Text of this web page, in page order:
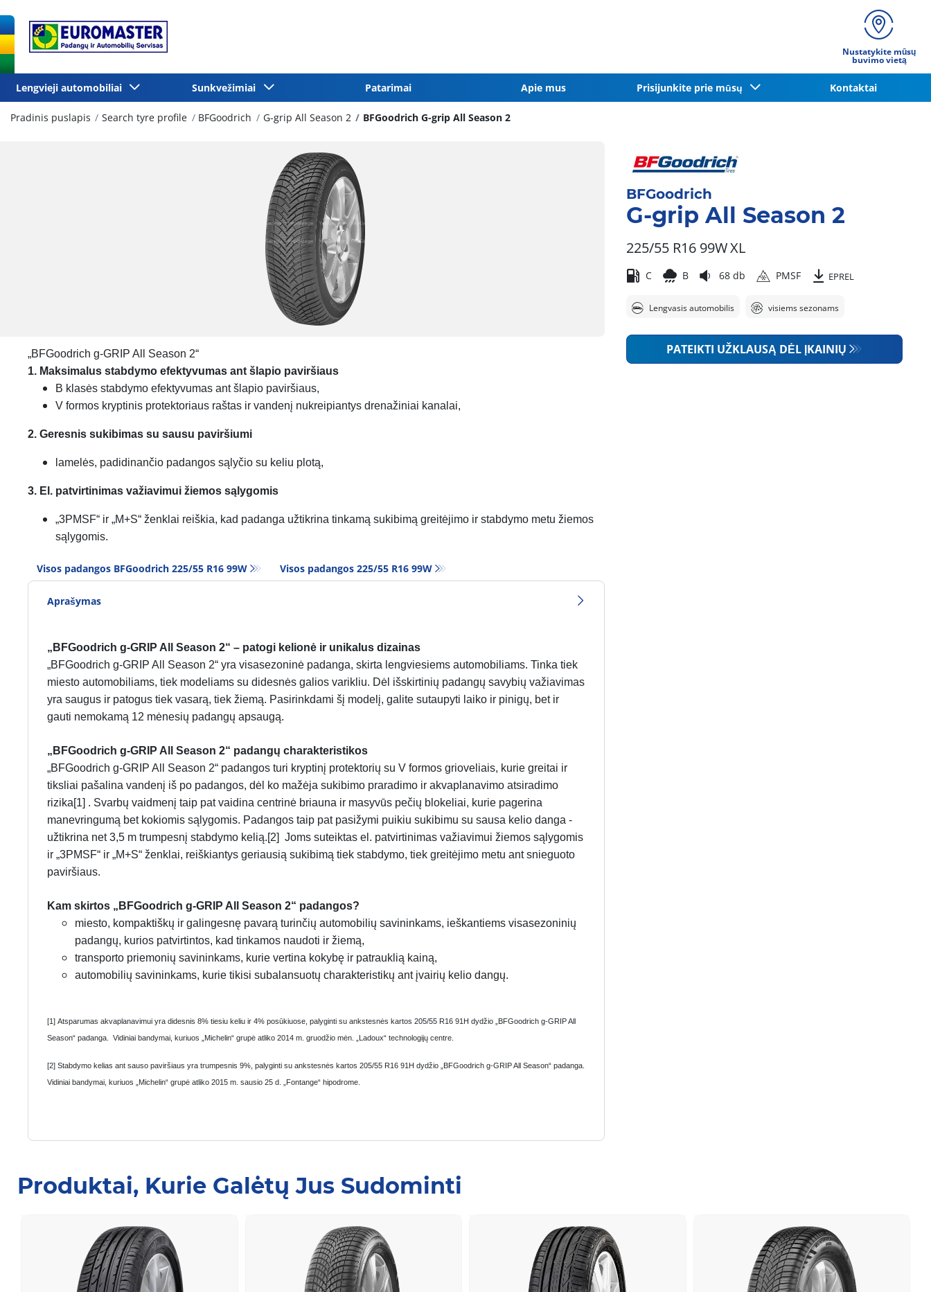
Nustatykite mūsų
buvimo vietą
Lengvieji automobiliai Sunkvežimiai Patarimai Apie mus Prisijunkite prie mūsų Kontaktai
Pradinis puslapis Search tyre profile BFGoodrich G-grip All Season 2 BFGoodrich G-grip All Season 2
„BFGoodrich g-GRIP All Season 2“
1. Maksimalus stabdymo efektyvumas ant šlapio paviršiaus
B klasės stabdymo efektyvumas ant šlapio paviršiaus,
V formos kryptinis protektoriaus raštas ir vandenį nukreipiantys drenažiniai kanalai,
2. Geresnis sukibimas su sausu paviršiumi
lamelės, padidinančio padangos sąlyčio su keliu plotą,
3. El. patvirtinimas važiavimui žiemos sąlygomis
„3PMSF“ ir „M+S“ ženklai reiškia, kad padanga užtikrina tinkamą sukibimą greitėjimo ir stabdymo metu žiemos
sąlygomis.
Visos padangos BFGoodrich 225/55 R16 99W Visos padangos‎ 225/55 R16 99W
Aprašymas
„BFGoodrich g-GRIP All Season 2“ – patogi kelionė ir unikalus dizainas
„BFGoodrich g-GRIP All Season 2“ yra visasezoninė padanga, skirta lengviesiems automobiliams. Tinka tiek
miesto automobiliams, tiek modeliams su didesnės galios varikliu. Dėl išskirtinių padangų savybių važiavimas
yra saugus ir patogus tiek vasarą, tiek žiemą. Pasirinkdami šį modelį, galite sutaupyti laiko ir pinigų, bet ir
gauti nemokamą 12 mėnesių padangų apsaugą.
„BFGoodrich g-GRIP All Season 2“ padangų charakteristikos
„BFGoodrich g-GRIP All Season 2“ padangos turi kryptinį protektorių su V formos grioveliais, kurie greitai ir
tiksliai pašalina vandenį iš po padangos, dėl ko mažėja sukibimo praradimo ir akvaplanavimo atsiradimo
rizika[1] . Svarbų vaidmenį taip pat vaidina centrinė briauna ir masyvūs pečių blokeliai, kurie pagerina
manevringumą bet kokiomis sąlygomis. Padangos taip pat pasižymi puikiu sukibimu su sausa kelio danga -
užtikrina net 3,5 m trumpesnį stabdymo kelią.[2] Joms suteiktas el. patvirtinimas važiavimui žiemos sąlygomis
ir „3PMSF“ ir „M+S“ ženklai, reiškiantys geriausią sukibimą tiek stabdymo, tiek greitėjimo metu ant snieguoto
paviršiaus.
Kam skirtos „BFGoodrich g-GRIP All Season 2“ padangos?
miesto, kompaktiškų ir galingesnę pavarą turinčių automobilių savininkams, ieškantiems visasezoninių
padangų, kurios patvirtintos, kad tinkamos naudoti ir žiemą,
transporto priemonių savininkams, kurie vertina kokybę ir patrauklią kainą,
automobilių savininkams, kurie tikisi subalansuotų charakteristikų ant įvairių kelio dangų.
[1] Atsparumas akvaplanavimui yra didesnis 8% tiesiu keliu ir 4% posūkiuose, palyginti su ankstesnės kartos 205/55 R16 91H dydžio „BFGoodrich g-GRIP All
Season“ padanga. Vidiniai bandymai, kuriuos „Michelin“ grupė atliko 2014 m. gruodžio mėn. „Ladoux“ technologijų centre.
[2] Stabdymo kelias ant sauso paviršiaus yra trumpesnis 9%, palyginti su ankstesnės kartos 205/55 R16 91H dydžio „BFGoodrich g-GRIP All Season“ padanga.
Vidiniai bandymai, kuriuos „Michelin“ grupė atliko 2015 m. sausio 25 d. „Fontange“ hipodrome.
BFGoodrich
G-grip All Season 2
225/55 R16 99WXL
C B 68 db PMSF EPREL
Lengvasis automobilis visiems sezonams
PATEIKTI UŽKLAUSĄ DĖL ĮKAINIŲ
Produktai, Kurie Galėtų Jus Sudominti